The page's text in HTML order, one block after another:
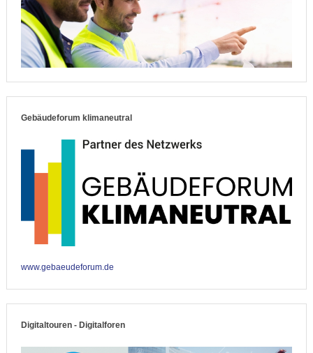
Gebäudeforum klimaneutral
www.gebaeudeforum.de
Digitaltouren - Digitalforen